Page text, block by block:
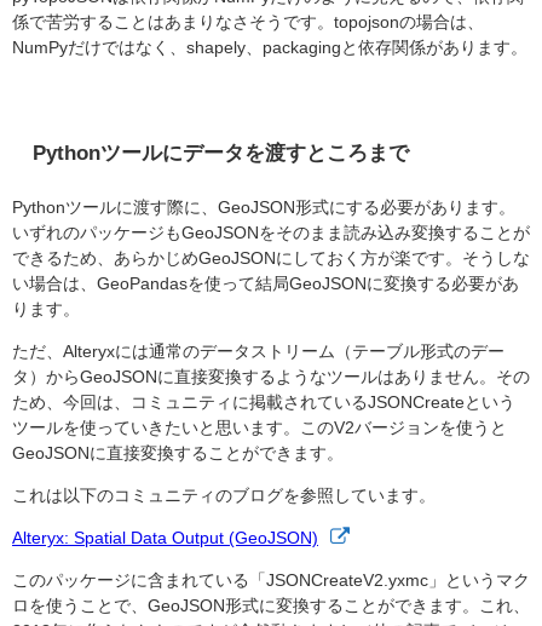
係で苦労することはあまりなさそうです。topojsonの場合は、
NumPyだけではなく、shapely、packagingと依存関係があります。
Pythonツールにデータを渡すところまで
Pythonツールに渡す際に、GeoJSON形式にする必要があります。
いずれのパッケージもGeoJSONをそのまま読み込み変換することが
できるため、あらかじめGeoJSONにしておく方が楽です。そうしな
い場合は、GeoPandasを使って結局GeoJSONに変換する必要があ
ります。
ただ、Alteryxには通常のデータストリーム（テーブル形式のデー
タ）からGeoJSONに直接変換するようなツールはありません。その
ため、今回は、コミュニティに掲載されているJSONCreateという
ツールを使っていきたいと思います。このV2バージョンを使うと
GeoJSONに直接変換することができます。
これは以下のコミュニティのブログを参照しています。
Alteryx: Spatial Data Output (GeoJSON)
このパッケージに含まれている「JSONCreateV2.yxmc」というマク
ロを使うことで、GeoJSON形式に変換することができます。これ、